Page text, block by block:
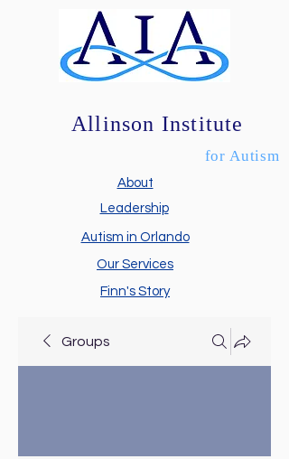
Allinson Institute
About
Leadership
Autism in Orlando
Finn's Story
Our Services
for Autism
Groups